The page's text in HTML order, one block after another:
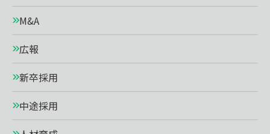
M&A
広報
新卒採用
中途採用